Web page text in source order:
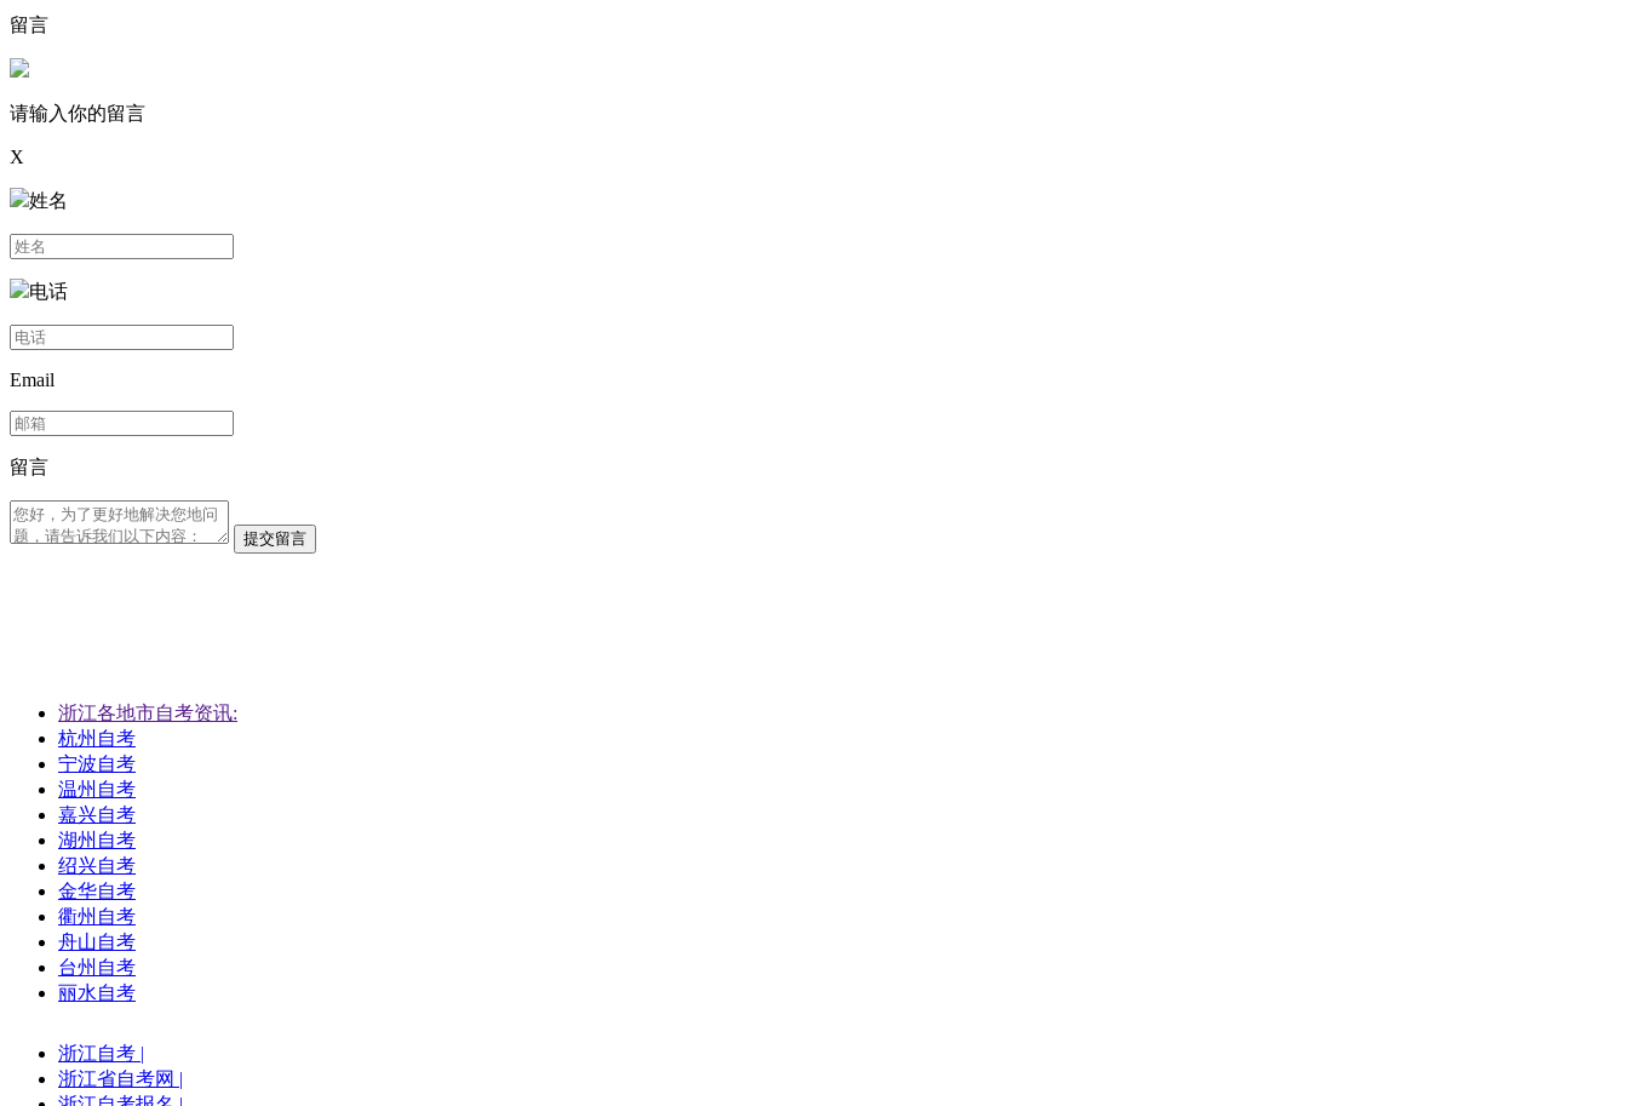
留言
请输入你的留言
X
姓名
电话
Email
留言
提交留言
浙江各地市自考资讯:
杭州自考
宁波自考
温州自考
嘉兴自考
湖州自考
绍兴自考
金华自考
衢州自考
舟山自考
台州自考
丽水自考
浙江自考 |
浙江省自考网 |